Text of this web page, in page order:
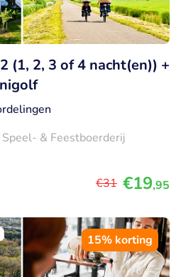
(1, 2, 3 of 4 nacht(en)) +
& Feestboerderij
€31 €19,95
15% korting